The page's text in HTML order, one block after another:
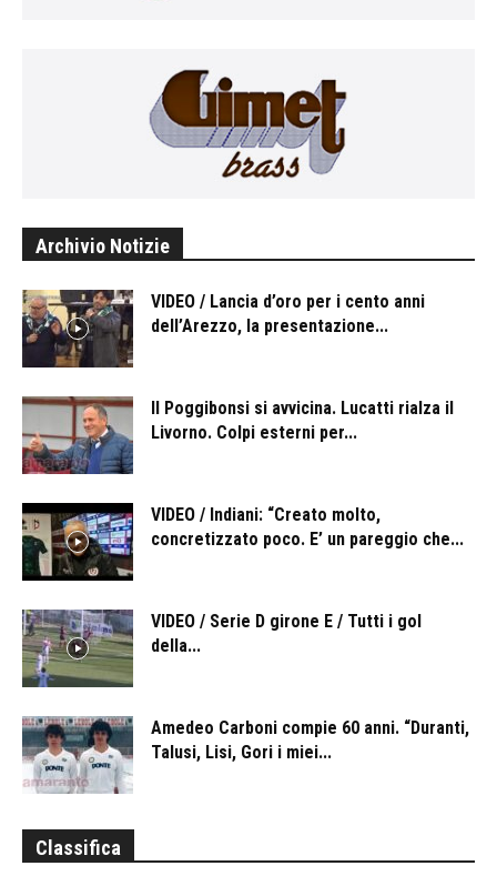
Archivio Notizie
VIDEO / Lancia d’oro per i cento anni
dell’Arezzo, la presentazione...
Il Poggibonsi si avvicina. Lucatti rialza il
Livorno. Colpi esterni per...
VIDEO / Indiani: “Creato molto,
concretizzato poco. E’ un pareggio che...
VIDEO / Serie D girone E / Tutti i gol
della...
Amedeo Carboni compie 60 anni. “Duranti,
Talusi, Lisi, Gori i miei...
Classifica